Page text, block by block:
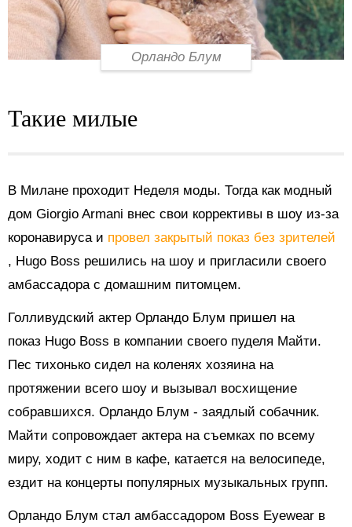
Орландо Блум
Такие милые
В Милане проходит Неделя моды. Тогда как модный
дом Giorgio Armani внес свои коррективы в шоу из-за
коронавируса и провел закрытый показ без зрителей
, Hugo Boss решились на шоу и пригласили своего
амбассадора с домашним питомцем.
Голливудский актер Орландо Блум пришел на
показ Hugo Boss в компании своего пуделя Майти.
Пес тихонько сидел на коленях хозяина на
протяжении всего шоу и вызывал восхищение
собравшихся. Орландо Блум - заядлый собачник.
Майти сопровождает актера на съемках по всему
миру, ходит с ним в кафе, катается на велосипеде,
ездит на концерты популярных музыкальных групп.
Орландо Блум стал амбассадором Boss Eyewear в